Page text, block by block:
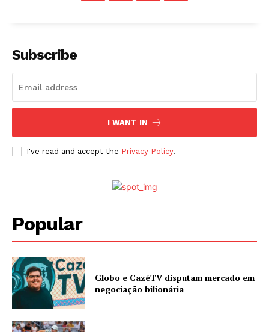
Subscribe
I WANT IN
I've read and accept the Privacy Policy.
Popular
Globo e CazéTV disputam mercado em
negociação bilionária